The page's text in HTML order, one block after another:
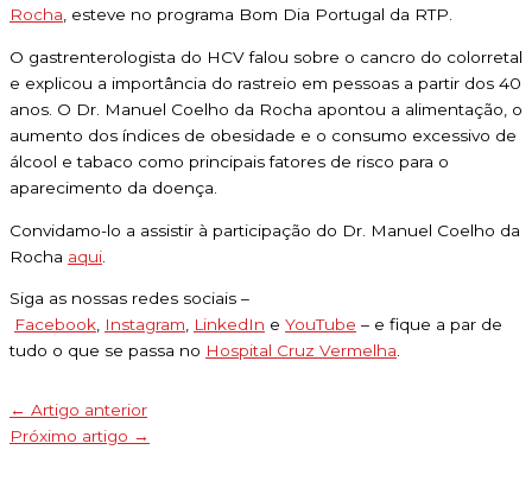
Rocha, esteve no programa Bom Dia Portugal da RTP.
O gastrenterologista do HCV falou sobre o cancro do colorretal
e explicou a importância do rastreio em pessoas a partir dos 40
anos. O Dr. Manuel Coelho da Rocha apontou a alimentação, o
aumento dos índices de obesidade e o consumo excessivo de
álcool e tabaco como principais fatores de risco para o
aparecimento da doença.
Convidamo-lo a assistir à participação do Dr. Manuel Coelho da
Rocha aqui
Siga as nossas redes sociais –
Facebook, Instagram, LinkedIn e YouTube – e fique a par de
tudo o que se passa no Hospital Cruz Vermelha.
← Artigo anterior
Próximo artigo →